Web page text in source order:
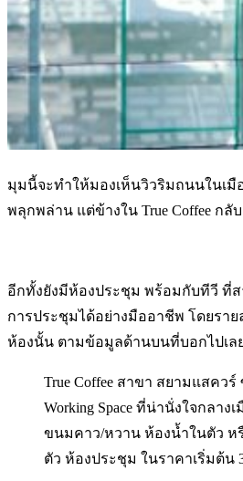
มุมนี้จะทำให้มองเห็นวิวริมถนนในเมื
พลุกพล่าน แต่ข้างใน True Coffee กลับ
อีกทั้งยังมีห้องประชุม พร้อมกับทีวี ที่
การประชุมได้อย่างมืออาชีพ โดยราย
ห้องนั้น ตามข้อมูลด้านบนที่บอกไปเล
True Coffee สาขา สยามแสควร์
Working Space ที่น่านั่งใจกลาง
ขนมคาว/หวาน ห้องน้ำในตัว ห
ตัว ห้องประชุม ในราคาเริ่มต้น